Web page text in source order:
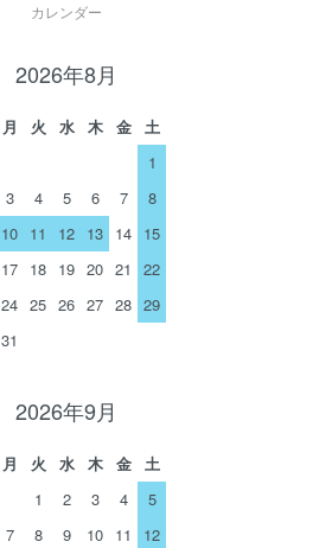
カレンダー
2026年8月
月 火 水 木 金
土
1
3 4 5 6 7
8
10 11 12 13 14 15
17 18 19 20 21
22
24 25 26 27 28 29
31
2026年9月
月 火 水 木 金
土
1
2 3 4
5
7 8 9 10 11
12